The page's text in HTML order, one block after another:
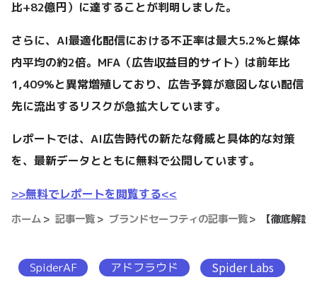
比+82億円）に達することが判明しました。
さらに、AI最適化配信における不正率は最大5.2%と媒体
内平均の約2倍。MFA（広告収益目的サイト）は前年比
1,409%と異常増殖しており、広告予算が意図しない配信
先に流出するリスクが急拡大しています。
レポートでは、AI広告時代の新たな脅威と具体的な対策
を、最新データとともに無料で公開しています。
>>無料でレポートを閲覧する<<
ホーム 記事一覧 ブランドセーフティの記事一覧 【徹底解
SpiderAF アドフラウド Spider Labs